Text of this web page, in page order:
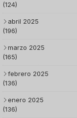
(124)
abril 2025
(196)
marzo 2025
(165)
febrero 2025
(136)
enero 2025
(136)